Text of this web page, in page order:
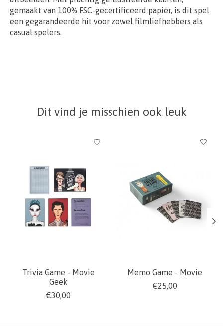
gemaakt van 100% FSC-gecertificeerd papier, is dit spel
een gegarandeerde hit voor zowel filmliefhebbers als
casual spelers.
Dit vind je misschien ook leuk
Items van productcarrousel
Trivia Game - Movie
Geek
€30,00
Memo Game - Movie
€25,00